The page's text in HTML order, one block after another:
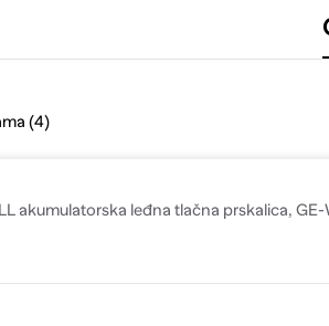
(4)
akumulatorska leđna tlačna prskalica, GE-